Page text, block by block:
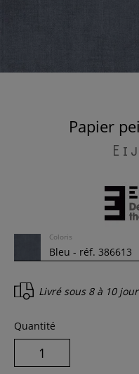
Papier
Coloris
Livré sous 8 à 10
Quantité